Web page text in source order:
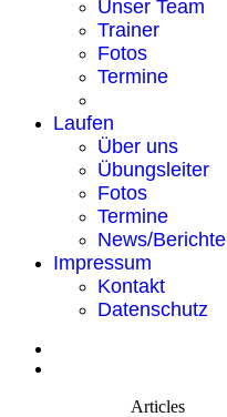
Unser Team
Trainer
Fotos
Termine
Laufen
Über uns
Übungsleiter
Fotos
Termine
News/Berichte
Impressum
Kontakt
Datenschutz
Articles